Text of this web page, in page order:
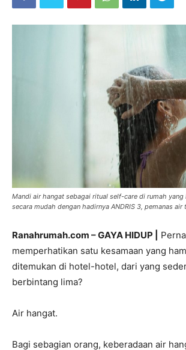
Mandi air hangat sebagai ritual self-care di rumah
secara mudah dengan hadirnya ANDRIS 3, pemanas air
Ranahrumah.com – GAYA HIDUP |
memperhatikan satu kesamaan yang
ditemukan di hotel-hotel, dari yang
berbintang lima?
Air hangat.
Bagi sebagian orang, keberadaan air